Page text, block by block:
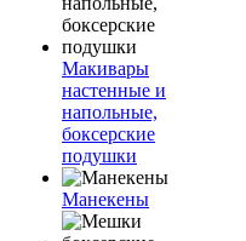
Макивары
настенные и
напольные,
боксерские
подушки
Манекены